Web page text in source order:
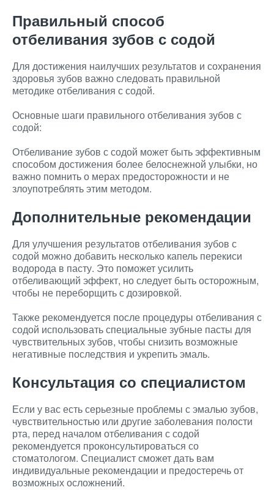
Правильный способ
отбеливания зубов с содой
Для достижения наилучших результатов и сохранения
здоровья зубов важно следовать правильной
методике отбеливания с содой.
Основные шаги правильного отбеливания зубов с
содой:
Отбеливание зубов с содой может быть эффективным
способом достижения более белоснежной улыбки, но
важно помнить о мерах предосторожности и не
злоупотреблять этим методом.
Дополнительные рекомендации
Для улучшения результатов отбеливания зубов с
содой можно добавить несколько капель перекиси
водорода в пасту. Это поможет усилить
отбеливающий эффект, но следует быть осторожным,
чтобы не переборщить с дозировкой.
Также рекомендуется после процедуры отбеливания с
содой использовать специальные зубные пасты для
чувствительных зубов, чтобы снизить возможные
негативные последствия и укрепить эмаль.
Консультация со специалистом
Если у вас есть серьезные проблемы с эмалью зубов,
чувствительностью или другие заболевания полости
рта, перед началом отбеливания с содой
рекомендуется проконсультироваться со
стоматологом. Специалист сможет дать вам
индивидуальные рекомендации и предостеречь от
возможных осложнений.